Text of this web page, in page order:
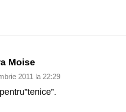
Moise
2011 la 22:29